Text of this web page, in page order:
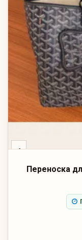
‹
Переноска